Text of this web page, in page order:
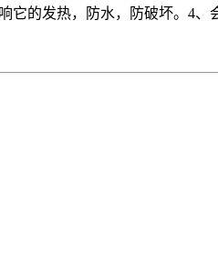
它的发热，防水，防破坏。4